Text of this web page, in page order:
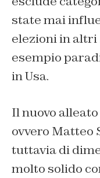
state mai
elezioni in
esempio
in Usa.
Il nuovo
ovvero Matteo
tuttavia di
molto solido